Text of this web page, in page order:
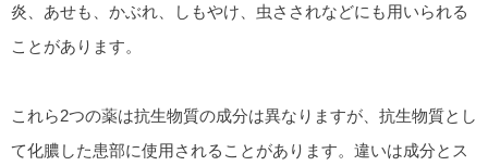
炎、あせも、かぶれ、しもやけ、虫さされなどにも用いられる
ことがあります。
これら2つの薬は抗生物質の成分は異なりますが、抗生物質とし
て化膿した患部に使用されることがあります。違いは成分とス